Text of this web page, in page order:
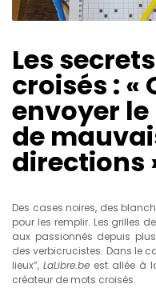
Les
croisés : «
envoyer
de
directions
Des cases noires, des
pour les remplir. Les grilles
aux passionnés depuis
des verbicrucistes. Dans le
lieux”, LaLibre.be est allée à
créateur de mots croisés.